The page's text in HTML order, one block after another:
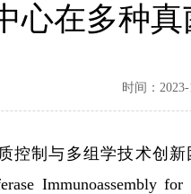
心在多种
时间：
与多组学技术创新团